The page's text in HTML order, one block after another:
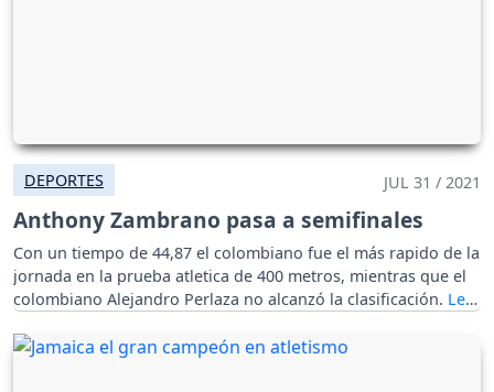
DEPORTES JUL 31 / 2021
Anthony Zambrano pasa a semifinales
Con un tiempo de 44,87 el colombiano fue el más rapido de la
jornada en la prueba atletica de 400 metros, mientras que el
colombiano Alejandro Perlaza no alcanzó la clasificación.